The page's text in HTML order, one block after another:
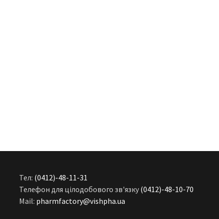
Тел: (0412)-48-11-31
Телефон для цілодобового зв'язку (0412)-48-10-70
Mail: pharmfactory@vishpha.ua